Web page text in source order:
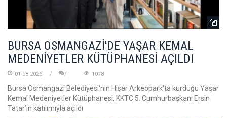
BURSA OSMANGAZİ'DE YAŞAR KEMAL
MEDENİYETLER KÜTÜPHANESİ AÇILDI
01-08-2026 1078
Bursa Osmangazi Belediyesi'nin Hisar Arkeopark'ta kurduğu Yaşar
Kemal Medeniyetler Kütüphanesi, KKTC 5. Cumhurbaşkanı Ersin
Tatar’ın katılımıyla açıldı